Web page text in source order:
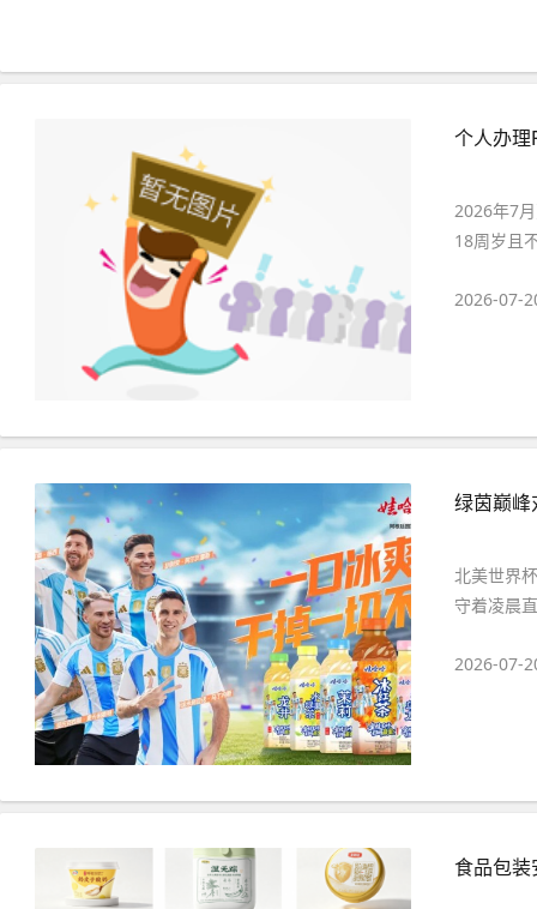
个人办
2026年7
18周岁且
2026-07-
绿茵巅峰
北美世界
守着凌晨
2026-07-
食品包